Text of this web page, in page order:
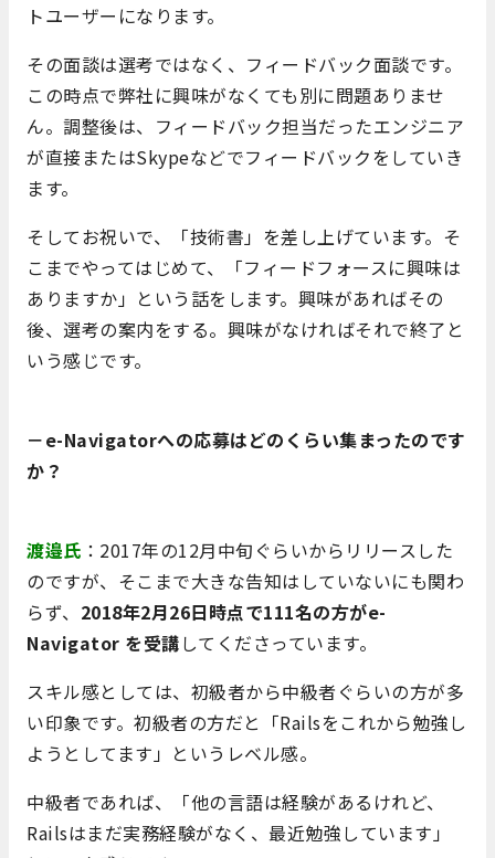
トユーザーになります。
その面談は選考ではなく、フィードバック面談です。
この時点で弊社に興味がなくても別に問題ありませ
ん。調整後は、フィードバック担当だったエンジニア
が直接またはSkypeなどでフィードバックをしていき
ます。
そしてお祝いで、「技術書」を差し上げています。そ
こまでやってはじめて、「フィードフォースに興味は
ありますか」という話をします。興味があればその
後、選考の案内をする。興味がなければそれで終了と
いう感じです。
－e-Navigatorへの応募はどのくらい集まったのです
か？
渡邉氏 ：2017年の12月中旬ぐらいからリリースした
のですが、そこまで大きな告知はしていないにも関わ
らず、 2018年2月26日時点で111名の方がe-
Navigator を受講してくださっています。
スキル感としては、初級者から中級者ぐらいの方が多
い印象です。初級者の方だと「Railsをこれから勉強し
ようとしてます」というレベル感。
中級者であれば、「他の言語は経験があるけれど、
Railsはまだ実務経験がなく、最近勉強しています」